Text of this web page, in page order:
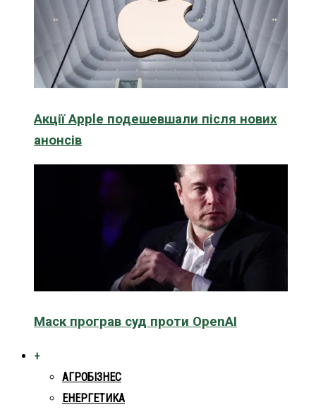
Акції Apple подешевшали після нових
анонсів
Маск програв суд проти OpenAI
+
АГРОБІЗНЕС
ЕНЕРГЕТИКА